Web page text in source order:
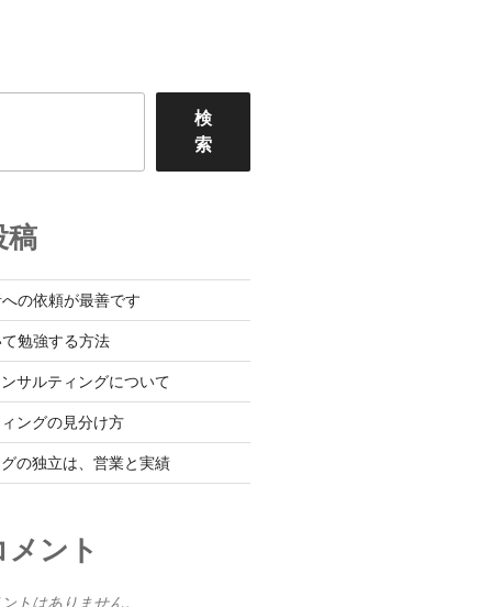
検
索
稿
の依頼が最善です
勉強する方法
サルティングについて
ングの見分け方
の独立は、営業と実績
ント
トはありません。